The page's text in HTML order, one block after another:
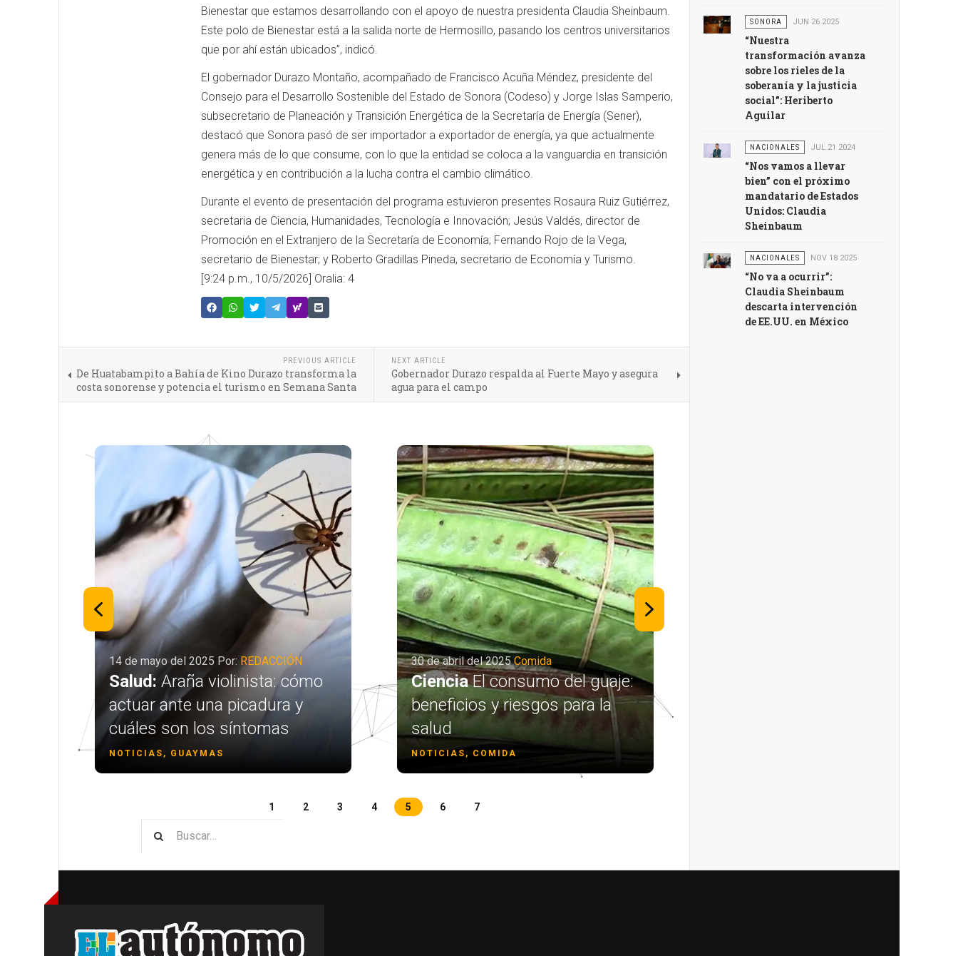
Bienestar que estamos desarrollando con el apoyo de nuestra presidenta Claudia Sheinbaum.
Este polo de Bienestar está a la salida norte de Hermosillo, pasando los centros universitarios
que por ahí están ubicados”, indicó.
El gobernador Durazo Montaño, acompañado de Francisco Acuña Méndez, presidente del
Consejo para el Desarrollo Sostenible del Estado de Sonora (Codeso) y Jorge Islas Samperio,
subsecretario de Planeación y Transición Energética de la Secretaría de Energía (Sener),
destacó que Sonora pasó de ser importador a exportador de energía, ya que actualmente
genera más de lo que consume, con lo que la entidad se coloca a la vanguardia en transición
energética y en contribución a la lucha contra el cambio climático.
Durante el evento de presentación del programa estuvieron presentes Rosaura Ruiz Gutiérrez,
secretaria de Ciencia, Humanidades, Tecnología e Innovación; Jesús Valdés, director de
Promoción en el Extranjero de la Secretaría de Economía; Fernando Rojo de la Vega,
secretario de Bienestar; y Roberto Gradillas Pineda, secretario de Economía y Turismo.
[9:24 p.m., 10/5/2026] Oralia: 4
PREVIOUS ARTICLE
De Huatabampito a Bahía de Kino Durazo transforma la
costa sonorense y potencia el turismo en Semana Santa
NEXT ARTICLE
Gobernador Durazo respalda al Fuerte Mayo y asegura
agua para el campo
14 de mayo del 2025 Por: REDACCIÓN
Salud: Araña violinista: cómo
actuar ante una picadura y
cuáles son los síntomas
NOTICIAS, GUAYMAS
30 de abril del 2025Comida
CienciaEl consumo del guaje:
beneficios y riesgos para la
salud
NOTICIAS, COMIDA
1 2 3 4 5 6
7
SONORA JUN 26 2025
“Nuestra
transformación avanza
sobre los rieles de la
soberanía y la justicia
social”: Heriberto
Aguilar
NACIONALES JUL 21 2024
“Nos vamos a llevar
bien” con el próximo
mandatario de Estados
Unidos: Claudia
Sheinbaum
NACIONALES NOV 18 2025
“No va a ocurrir”:
Claudia Sheinbaum
descarta intervención
de EE.UU. en México